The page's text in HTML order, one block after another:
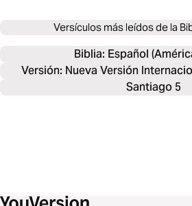
Versículos más leídos de la
Biblia: Español
Versión: Nueva Versión
Santiago 5